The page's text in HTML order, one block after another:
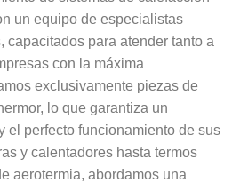
un equipo de especialistas
capacitados para atender tanto a
con la máxima
exclusivamente piezas de
lo que garantiza un
el perfecto funcionamiento de sus
y calentadores hasta termos
aerotermia, abordamos una